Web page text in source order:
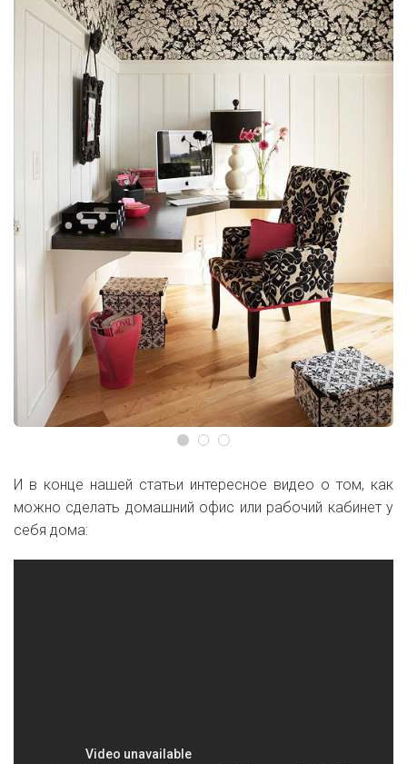
И в конце нашей статьи интересное видео о том, как
можно сделать домашний офис или рабочий кабинет у
себя дома: